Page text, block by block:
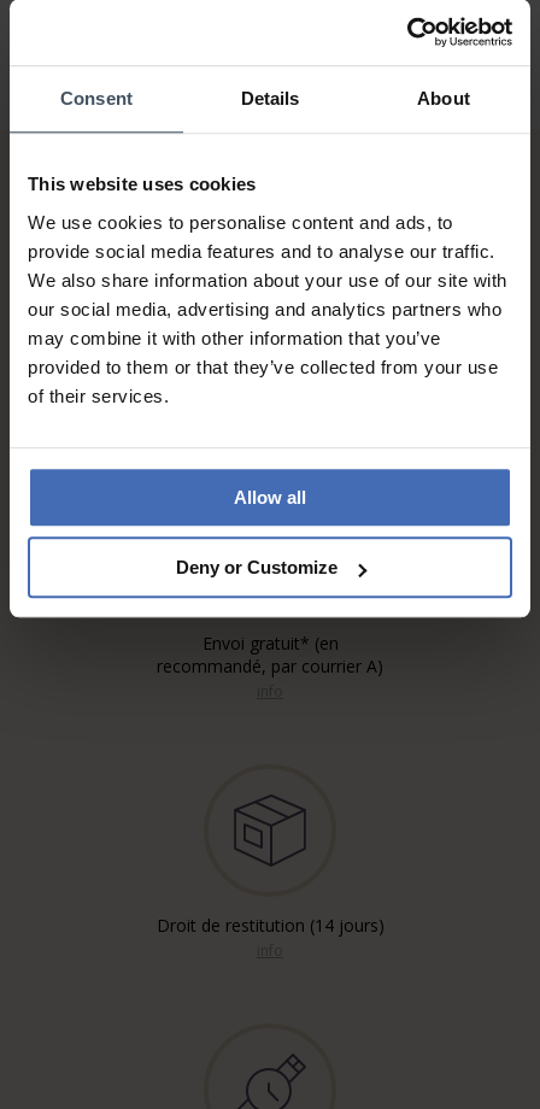
Consent Details About
This website uses cookies
We use cookies to personalise content and ads, to
provide social media features and to analyse our traffic.
We also share information about your use of our site with
our social media, advertising and analytics partners who
may combine it with other information that you’ve
provided to them or that they’ve collected from your use
of their services.
Allow all
Deny or Customize
Sur facture et paiement
échelonné (jusqu’à CHF
5'000.-)
Envoi gratuit* (en
recommandé, par courrier A)
Droit de restitution (14 jours)